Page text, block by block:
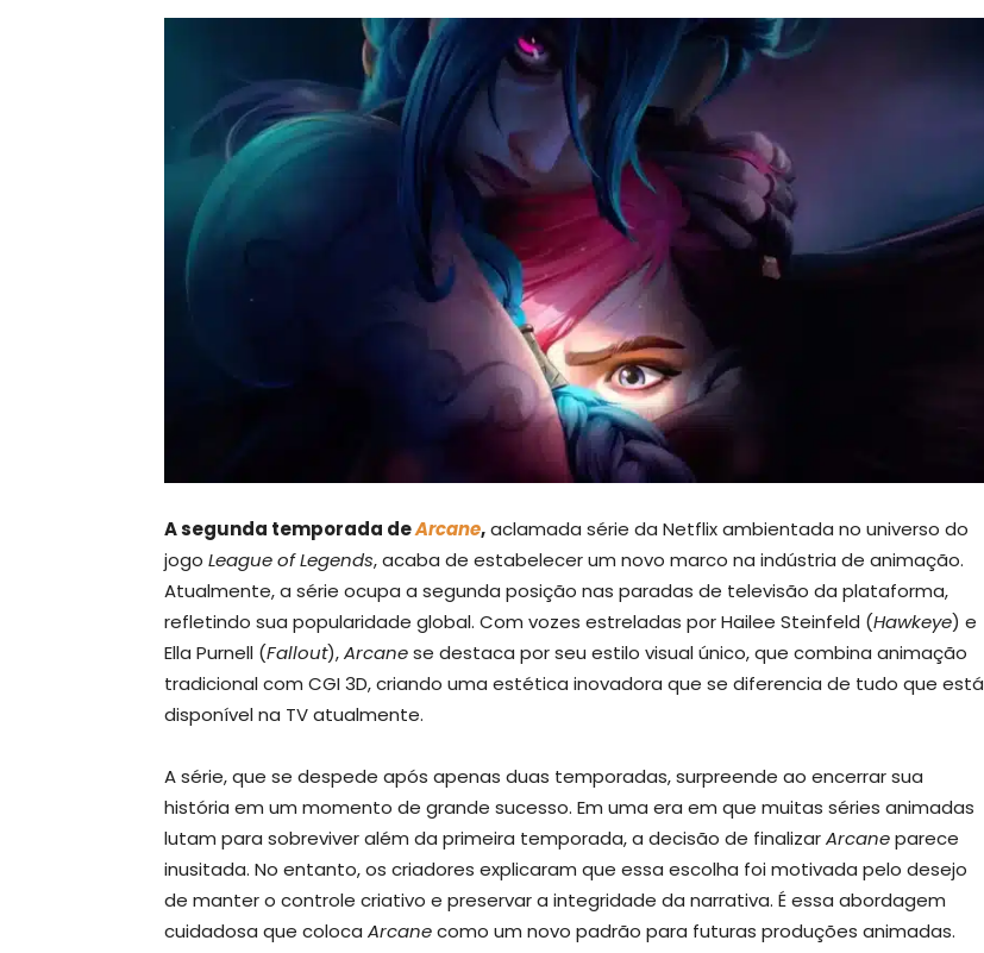
A segunda temporada deArcane,aclamada série da Netflix ambientada no universo do
jogo League of Legends, acaba de estabelecer um novo marco na indústria de animação.
Atualmente, a série ocupa a segunda posição nas paradas de televisão da plataforma,
refletindo sua popularidade global. Com vozes estreladas por Hailee Steinfeld (Hawkeye) e
Ella Purnell (Fallout),Arcanese destaca por seu estilo visual único, que combina animação
tradicional com CGI 3D, criando uma estética inovadora que se diferencia de tudo que está
disponível na TV atualmente.
A série, que se despede após apenas duas temporadas, surpreende ao encerrar sua
história em um momento de grande sucesso. Em uma era em que muitas séries animadas
lutam para sobreviver além da primeira temporada, a decisão de finalizarArcaneparece
inusitada. No entanto, os criadores explicaram que essa escolha foi motivada pelo desejo
de manter o controle criativo e preservar a integridade da narrativa. É essa abordagem
cuidadosa que coloca Arcanecomo um novo padrão para futuras produções animadas.